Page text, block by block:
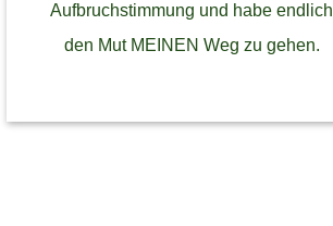
Aufbruchstimmung und habe endlich
den Mut MEINEN Weg zu gehen.